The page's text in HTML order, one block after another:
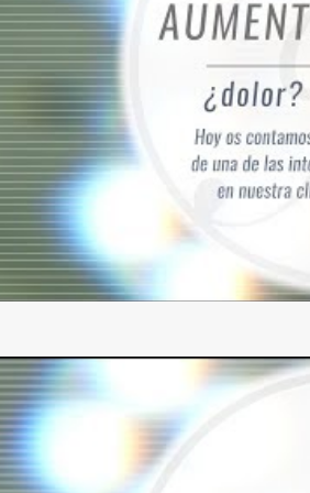
EN L
SECUNDARIA
(ELEVACIÓN MAMARIA CON
(REDUCCIÓN MAMARIA SIN
PECTORALES HOMBRE
CORPORAL
BODYTITE
EN MADRID